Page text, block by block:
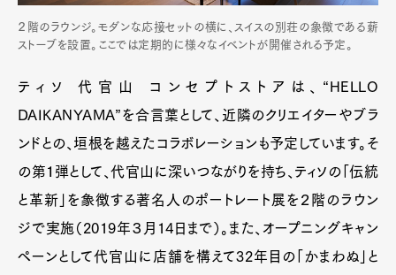
２階のラウンジ。モダンな応接セットの横に、スイスの別荘の象徴である薪
ストーブを設置。ここでは定期的に様々なイベントが開催される予定。
ティソ 代官山 コンセプトストアは、“HELLO
DAIKANYAMA”を合言葉として、近隣のクリエイターやブラ
ンドとの、垣根を越えたコラボレーションも予定しています。そ
の第１弾として、代官山に深いつながりを持ち、ティソの「伝統
と革新」を象徴する著名人のポートレート展を２階のラウン
ジで実施（2019年３月14日まで）。また、オープニングキャン
ペーンとして代官山に店舗を構えて32年目の「かまわぬ」と